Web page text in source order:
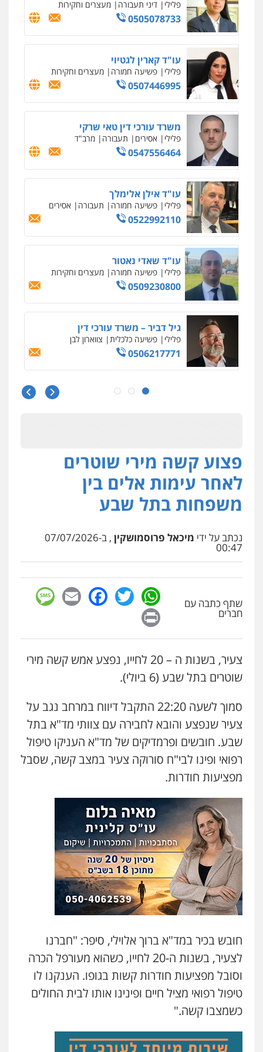
0522992110
פלילי פשיעה חמורה
0509230800
פלילי פשיעה כלכלית צווארון לבן
0506217771
פלילי בטחוני צבאי
0547780927
עו"ד אסף גונן
פלילי פשע חמור תעבורה
וחקירות
0542255161
גל דהן – משרד עורך דין פלילי
פלילי פשיעה חמורה סמים מעצרים
וחקירות
0544723840
עורכי דין לענייני אסירים מעצרים
דוד אפרים משרד עורכי דין
פלילי צווארון לבן מס הכנסה מע"מ
0506209859
פלילי עורכי דין לענייני אסירים
גיא זהבי משרד עורכי דין
משפחה
503456449
פלילי מעצרים וחקירות עורכי דין לענייני
0505216700
אייל בן שושן, עורך דין פלילי
פלילי מעצרים וחקירות פשיעה חמורה
נוער רישום פלילי
0522763105
פלילי צבאי מעצרים וחקירות
0547342002
עו"ד אלון קריטי
פלילי כלכלי אלימות סמים מעצרים
0525544654
משפחה
0507206063
עו"ד זוהר ארבל
פלילי פשיעה חמורה מעצרים וחקירות
קטינים
0538788878
פצוע קשה מירי שוטרים
לאחר עימות אלים בין
משפחות בתל שבע
נכתב על ידי מיכאל פרוסמושקין , ב-07/07/2026
00:47
שתף כתבה עם
חברים
WhatsApp
Twitter
Facebook
Email
צעיר, בשנות ה – 20 לחייו, נפצע אמש קשה מירי
שוטרים בתל שבע (6 ביולי).
סמוך לשעה 22:20 התקבל דיווח במרחב נגב על
צעיר שנפצע והובא לחבירה עם צוותי מד"א בתל
שבע. חובשים ופרמדיקים של מד"א העניקו טיפול
רפואי ופינו לבי"ח סורוקה צעיר במצב קשה, שסבל
מפציעות חודרות.
חובש בכיר במד"א ברוך אלוילי, סיפר: "חברנו
לצעיר, בשנות ה-20 לחייו, כשהוא מעורפל הכרה
וסובל מפציעות חודרות קשות בגופו. הענקנו לו
טיפול רפואי מציל חיים ופינינו אותו לבית החולים
כשמצבו קשה."
עו"ד אייל אביטל
פלילי פשיעה חמורה מעצרים וחקירות
0544712201
עו"ד רונן בנדל